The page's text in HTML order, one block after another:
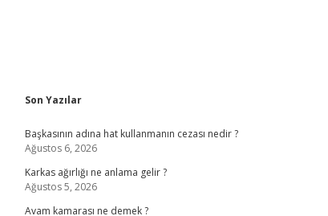
Sidebar
Son Yazılar
Başkasının adına hat kullanmanın cezası nedir ?
Ağustos 6, 2026
Karkas ağırlığı ne anlama gelir ?
Ağustos 5, 2026
Avam kamarası ne demek ?